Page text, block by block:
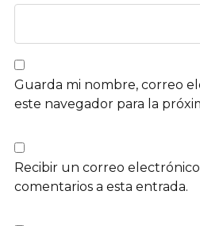
Guarda mi nombre, correo
este navegador para la
Recibir un correo
comentarios a esta entrada.